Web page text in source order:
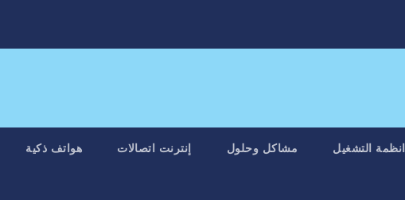
انظمة التشغيل مشاكل وحلول إنترنت اتصالات هواتف ذكية